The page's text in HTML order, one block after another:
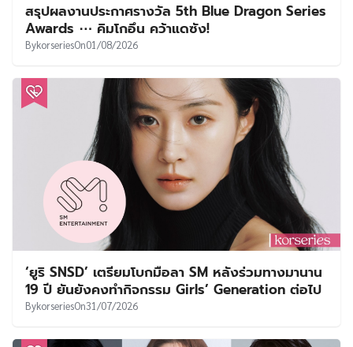
สรุปผลงานประกาศรางวัล 5th Blue Dragon Series
Awards ⋯ คิมโกอึน คว้าแดซัง!
BykorseriesOn01/08/2026
‘ยูริ SNSD’ เตรียมโบกมือลา SM หลังร่วมทางมานาน
19 ปี ยันยังคงทำกิจกรรม Girls’ Generation ต่อไป
BykorseriesOn31/07/2026